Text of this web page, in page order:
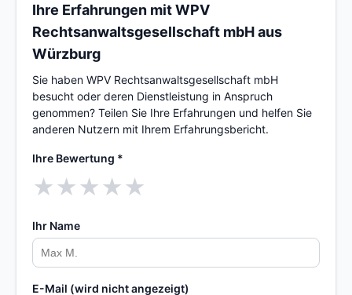
Ihre Erfahrungen mit WPV
Rechtsanwaltsgesellschaft mbH aus
Würzburg
Sie haben WPV Rechtsanwaltsgesellschaft mbH
besucht oder deren Dienstleistung in Anspruch
genommen? Teilen Sie Ihre Erfahrungen und helfen Sie
anderen Nutzern mit Ihrem Erfahrungsbericht.
Ihre Bewertung *
★★★★★
Ihr Name
E-Mail (wird nicht angezeigt)